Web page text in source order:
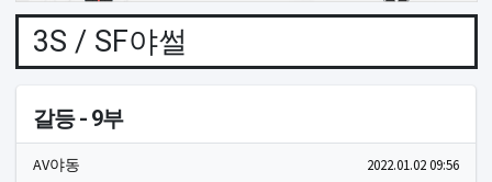
3S / SF야썰
갈등 - 9부
작성자 정보
AV야동 작성일
2022.01.02 09:56